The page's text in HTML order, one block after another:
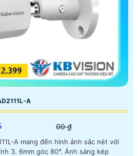
A
00 ₫
A mang đến hình ảnh sắc nét với
góc 80°. Ánh sáng kép